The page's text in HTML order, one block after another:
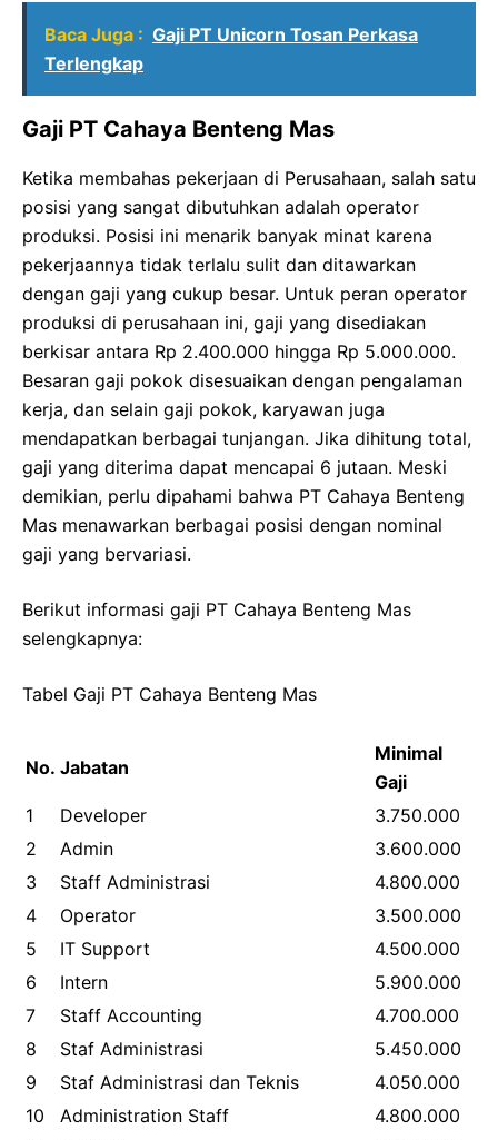
Baca Juga : Gaji PT Unicorn Tosan Perkasa
Terlengkap
Gaji PT Cahaya Benteng Mas
Ketika membahas pekerjaan di Perusahaan, salah satu
posisi yang sangat dibutuhkan adalah operator
produksi. Posisi ini menarik banyak minat karena
pekerjaannya tidak terlalu sulit dan ditawarkan
dengan gaji yang cukup besar. Untuk peran operator
produksi di perusahaan ini, gaji yang disediakan
berkisar antara Rp 2.400.000 hingga Rp 5.000.000.
Besaran gaji pokok disesuaikan dengan pengalaman
kerja, dan selain gaji pokok, karyawan juga
mendapatkan berbagai tunjangan. Jika dihitung total,
gaji yang diterima dapat mencapai 6 jutaan. Meski
demikian, perlu dipahami bahwa PT Cahaya Benteng
Mas menawarkan berbagai posisi dengan nominal
gaji yang bervariasi.
Berikut informasi gaji PT Cahaya Benteng Mas
selengkapnya:
Tabel Gaji PT Cahaya Benteng Mas
No. Jabatan
Minimal
Gaji
1
Developer
3.750.000
2
Admin
3.600.000
3
Staff Administrasi
4.800.000
4
Operator
3.500.000
5
IT Support
4.500.000
6
Intern
5.900.000
7
Staff Accounting
4.700.000
8
Staf Administrasi
5.450.000
9
Staf Administrasi dan Teknis
4.050.000
10
Administration Staff
4.800.000